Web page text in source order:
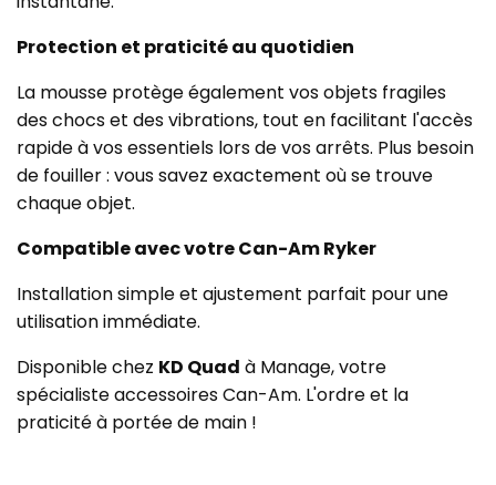
Protection et praticité au quotidien
La mousse protège également vos objets fragiles
des chocs et des vibrations, tout en facilitant l'accès
rapide à vos essentiels lors de vos arrêts. Plus besoin
de fouiller : vous savez exactement où se trouve
chaque objet.
Compatible avec votre Can-Am Ryker
Installation simple et ajustement parfait pour une
utilisation immédiate.
Disponible chez KD Quad à Manage, votre
spécialiste accessoires Can-Am. L'ordre et la
praticité à portée de main !